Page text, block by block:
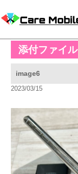
添付ファイル
image6
2023/03/15